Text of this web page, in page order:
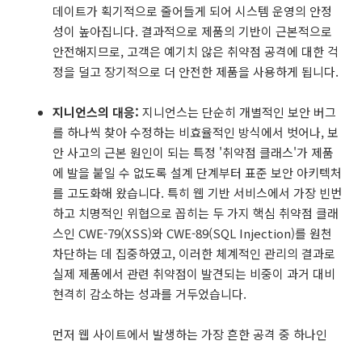
데이트가 획기적으로 줄어들게 되어 시스템 운영의 안정
성이 높아집니다. 결과적으로 제품의 기반이 근본적으로
안전해지므로, 고객은 예기치 않은 취약점 공격에 대한 걱
정을 덜고 장기적으로 더 안전한 제품을 사용하게 됩니다.
지니언스의 대응: 지니언스는 단순히 개별적인 보안 버그
를 하나씩 찾아 수정하는 비효율적인 방식에서 벗어나, 보
안 사고의 근본 원인이 되는 특정 '취약점 클래스'가 제품
에 발을 붙일 수 없도록 설계 단계부터 표준 보안 아키텍처
를 고도화해 왔습니다. 특히 웹 기반 서비스에서 가장 빈번
하고 치명적인 위협으로 꼽히는 두 가지 핵심 취약점 클래
스인 CWE-79(XSS)와 CWE-89(SQL Injection)를 원천
차단하는 데 집중하였고, 이러한 체계적인 관리의 결과로
실제 제품에서 관련 취약점이 발견되는 비중이 과거 대비
현격히 감소하는 성과를 거두었습니다.
먼저 웹 사이트에서 발생하는 가장 흔한 공격 중 하나인